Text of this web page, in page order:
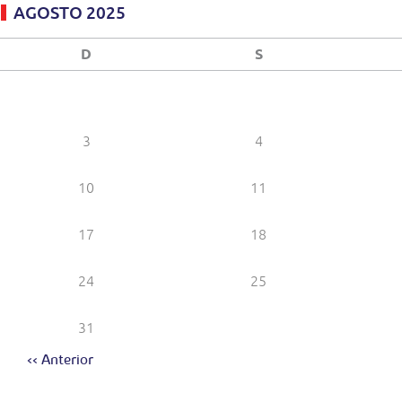
AGOSTO 2025
D S
3 4
10 11
17 18
24 25
31
<< Anterior